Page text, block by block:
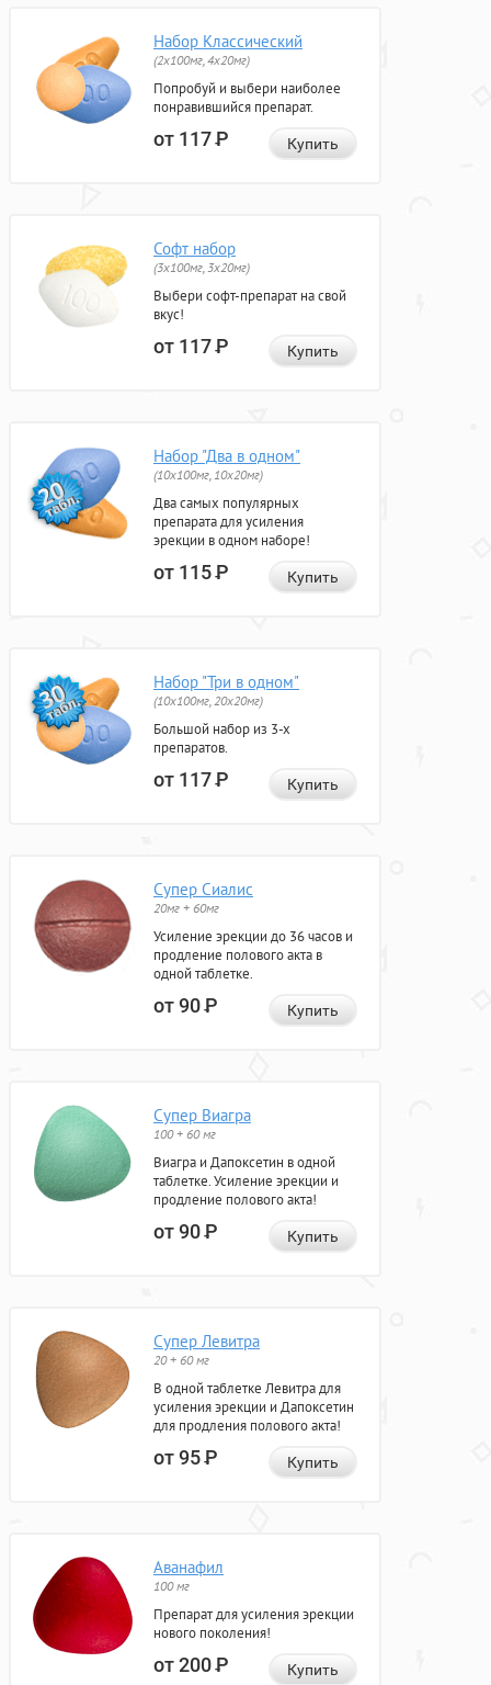
Набор Классический
(2x100мг, 4x20мг)
Попробуй и выбери наиболее
понравившийся препарат.
от 117Р Купить
Софт набор
(3x100мг, 3x20мг)
Выбери софт-препарат на свой
вкус!
от 117Р Купить
Набор "Два в одном"
(10x100мг, 10x20мг)
Два самых популярных
препарата для усиления
эрекции в одном наборе!
от 115Р Купить
Набор "Три в одном"
(10x100мг, 20x20мг)
Большой набор из 3-х
препаратов.
от 117Р Купить
Супер Сиалис
20мг + 60мг
Усиление эрекции до 36 часов и
продление полового акта в
одной таблетке.
от 90Р Купить
Супер Виагра
100 + 60 мг
Виагра и Дапоксетин в одной
таблетке. Усиление эрекции и
продление полового акта!
от 90Р Купить
Супер Левитра
20 + 60 мг
В одной таблетке Левитра для
усиления эрекции и Дапоксетин
для продления полового акта!
от 95Р Купить
Аванафил
100 мг
Препарат для усиления эрекции
нового поколения!
от 200Р Купить